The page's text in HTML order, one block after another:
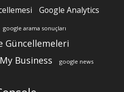
Google Analytics
google arama sonuçları
Güncellemeleri
Business google news